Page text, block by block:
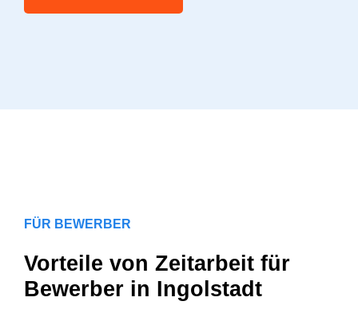
FÜR BEWERBER
Vorteile von Zeitarbeit für
Bewerber in Ingolstadt